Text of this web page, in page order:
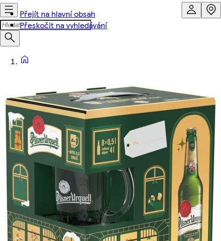
Přejít na hlavní obsah
Přeskočit na vyhledávání